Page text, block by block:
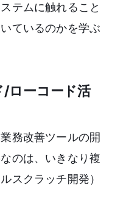
テムに触れること
ているのかを学ぶ
/ローコード活
務改善ツールの開
のは、いきなり複
スクラッチ開発）